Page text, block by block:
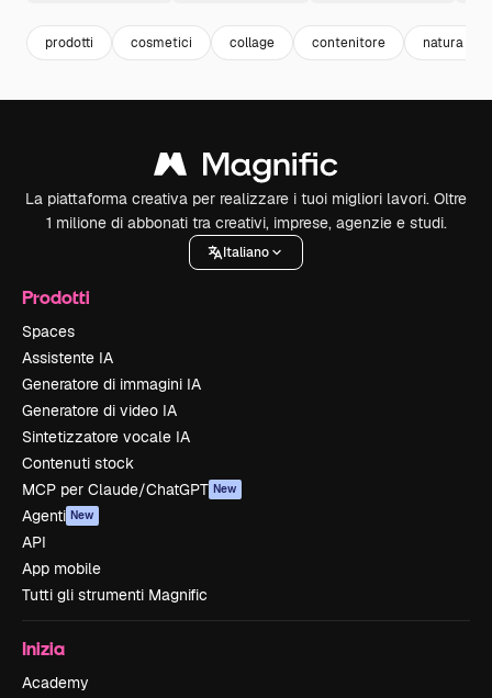
prodotti cosmetici collage contenitore natura
La piattaforma creativa per realizzare i tuoi migliori lavori. Oltre
1 milione di abbonati tra creativi, imprese, agenzie e studi.
Italiano
Prodotti
Spaces
Assistente IA
Generatore di immagini IA
Generatore di video IA
Sintetizzatore vocale IA
Contenuti stock
MCP per Claude/ChatGPT New
Agenti New
API
App mobile
Tutti gli strumenti Magnific
Inizia
Academy